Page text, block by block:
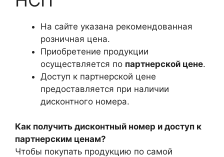
На сайте указана рекомендованная
розничная цена.
Приобретение продукции
осуществляется по партнерской цене.
Доступ к партнерской цене
предоставляется при наличии
дисконтного номера.
Как получить дисконтный номер и доступ к
партнерским ценам?
Чтобы покупать продукцию по самой